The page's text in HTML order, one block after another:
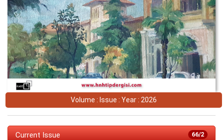
Volume : Issue : Year : 2026
66/2
Current Issue